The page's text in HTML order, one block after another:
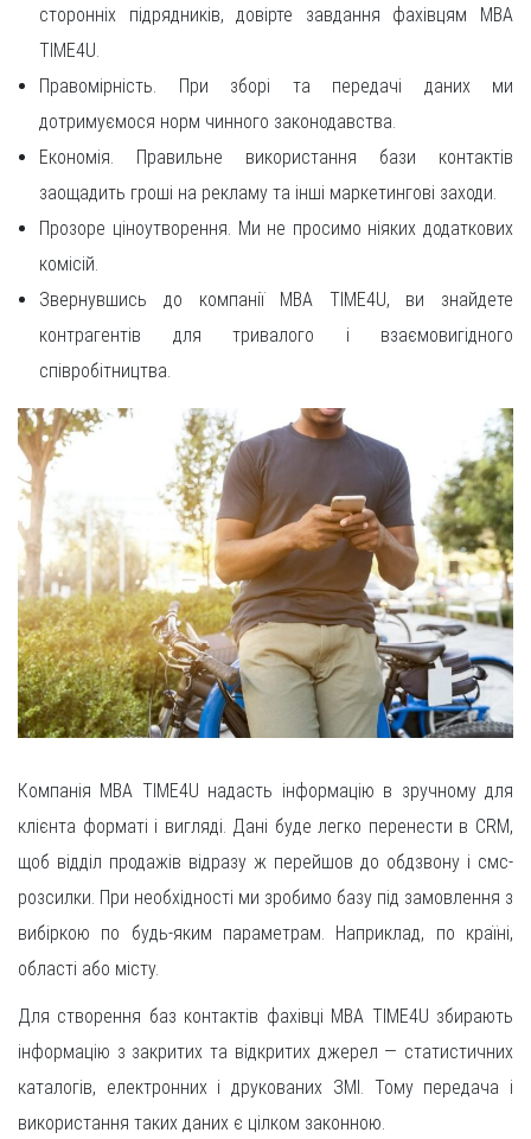
сторонніх підрядників, довірте завдання фахівцям MBA
TIME4U.
Правомірність. При зборі та передачі даних ми
дотримуємося норм чинного законодавства.
Економія. Правильне використання бази контактів
заощадить гроші на рекламу та інші маркетингові заходи.
Прозоре ціноутворення. Ми не просимо ніяких додаткових
комісій.
Звернувшись до компанії MBA TIME4U, ви знайдете
контрагентів для тривалого і взаємовигідного
співробітництва.
Компанія MBA TIME4U надасть інформацію в зручному для
клієнта форматі і вигляді. Дані буде легко перенести в CRM,
щоб відділ продажів відразу ж перейшов до обдзвону і смс-
розсилки. При необхідності ми зробимо базу під замовлення з
вибіркою по будь-яким параметрам. Наприклад, по країні,
області або місту.
Для створення баз контактів фахівці MBA TIME4U збирають
інформацію з закритих та відкритих джерел — статистичних
каталогів, електронних і друкованих ЗМІ. Тому передача і
використання таких даних є цілком законною.